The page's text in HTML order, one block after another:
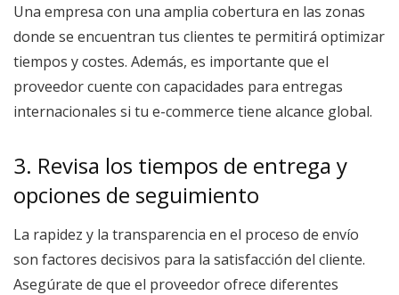
Una empresa con una amplia cobertura en las zonas
donde se encuentran tus clientes te permitirá optimizar
tiempos y costes. Además, es importante que el
proveedor cuente con capacidades para entregas
internacionales si tu e-commerce tiene alcance global.
3. Revisa los tiempos de entrega y
opciones de seguimiento
La rapidez y la transparencia en el proceso de envío
son factores decisivos para la satisfacción del cliente.
Asegúrate de que el proveedor ofrece diferentes